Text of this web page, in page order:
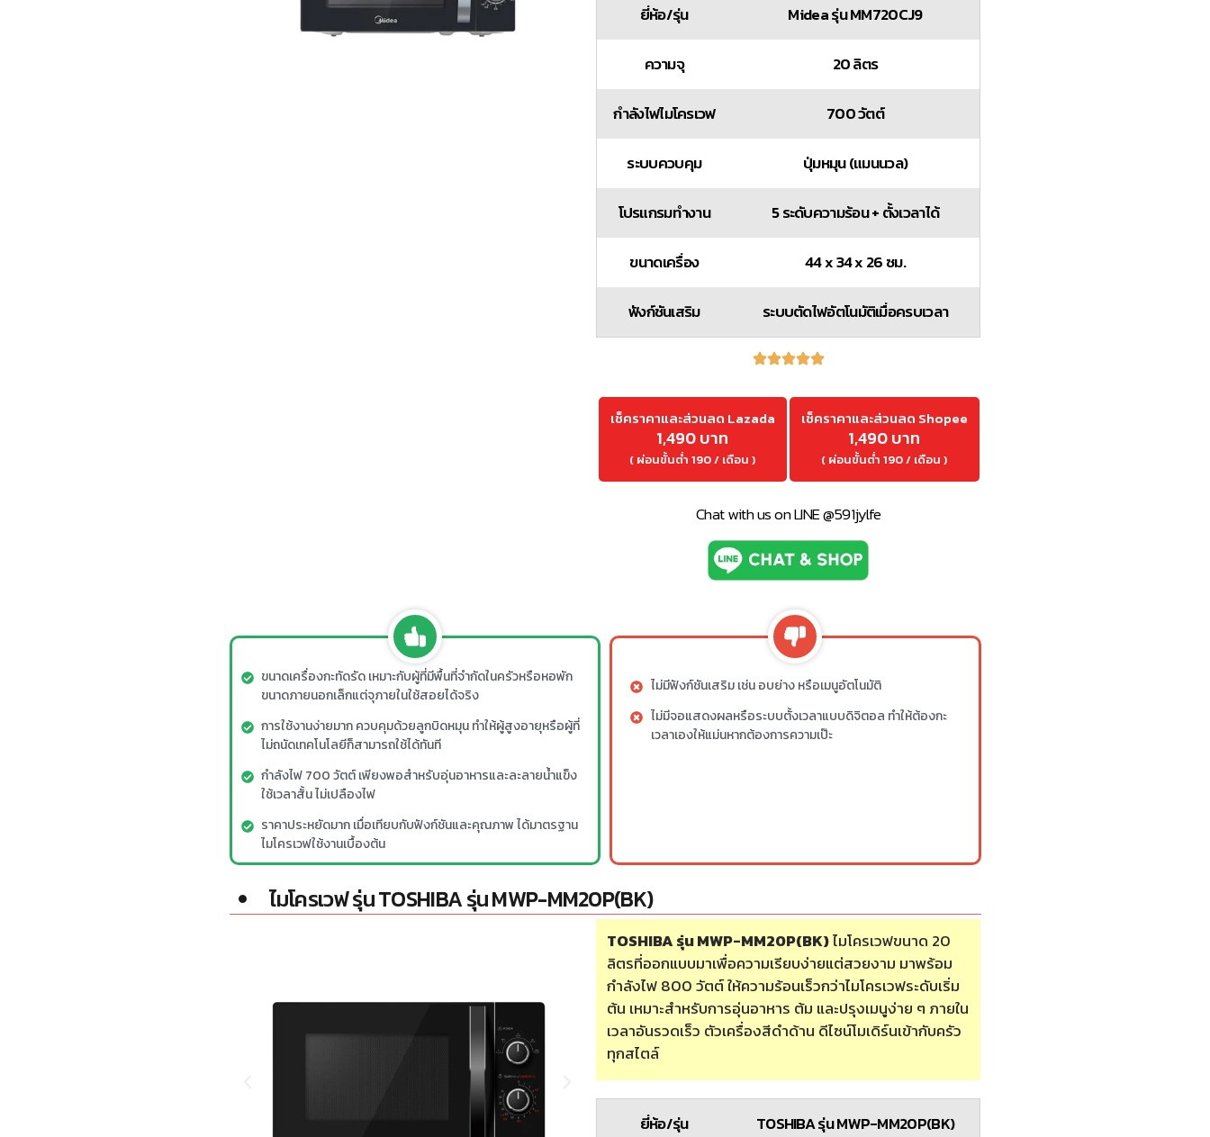
ยี่ห้อ/รุ่น Midea รุ่น MM720CJ9
ความจุ 20 ลิตร
กำลังไฟไมโครเวฟ 700 วัตต์
ระบบควบคุม ปุ่มหมุน (แมนนวล)
โปรแกรมทำงาน 5 ระดับความร้อน + ตั้งเวลาได้
ขนาดเครื่อง 44 x 34 x 26 ซม.
ฟังก์ชันเสริม ระบบตัดไฟอัตโนมัติเมื่อครบเวลา
เช็คราคาและส่วนลด Lazada
1,490 บาท
( ผ่อนขั้นต่ำ 190 / เดือน )
เช็คราคาและส่วนลด Shopee
1,490 บาท
( ผ่อนขั้นต่ำ 190 / เดือน )
Chat with us on LINE @591jylfe
ขนาดเครื่องกะทัดรัด เหมาะกับผู้ที่มีพื้นที่จำกัดในครัวหรือหอพัก
ขนาดภายนอกเล็กแต่จุภายในใช้สอยได้จริง
การใช้งานง่ายมาก ควบคุมด้วยลูกบิดหมุน ทำให้ผู้สูงอายุหรือผู้ที่
ไม่ถนัดเทคโนโลยีก็สามารถใช้ได้ทันที
กำลังไฟ 700 วัตต์ เพียงพอสำหรับอุ่นอาหารและละลายน้ำแข็ง
ใช้เวลาสั้น ไม่เปลืองไฟ
ราคาประหยัดมาก เมื่อเทียบกับฟังก์ชันและคุณภาพ ได้มาตรฐาน
ไมโครเวฟใช้งานเบื้องต้น
ไม่มีฟังก์ชันเสริม เช่น อบย่าง หรือเมนูอัตโนมัติ
ไม่มีจอแสดงผลหรือระบบตั้งเวลาแบบดิจิตอล ทำให้ต้องกะ
เวลาเองให้แม่นหากต้องการความเป๊ะ
ไมโครเวฟ รุ่น TOSHIBA รุ่น MWP-MM20P(BK)
TOSHIBA รุ่น MWP-MM20P(BK)ไมโครเวฟขนาด 20
ลิตรที่ออกแบบมาเพื่อความเรียบง่ายแต่สวยงาม มาพร้อม
กำลังไฟ 800 วัตต์ ให้ความร้อนเร็วกว่าไมโครเวฟระดับเริ่ม
ต้น เหมาะสำหรับการอุ่นอาหาร ต้ม และปรุงเมนูง่าย ๆ ภายใน
เวลาอันรวดเร็ว ตัวเครื่องสีดำด้าน ดีไซน์โมเดิร์นเข้ากับครัว
ทุกสไตล์
ยี่ห้อ/รุ่น TOSHIBA รุ่น MWP-MM20P(BK)